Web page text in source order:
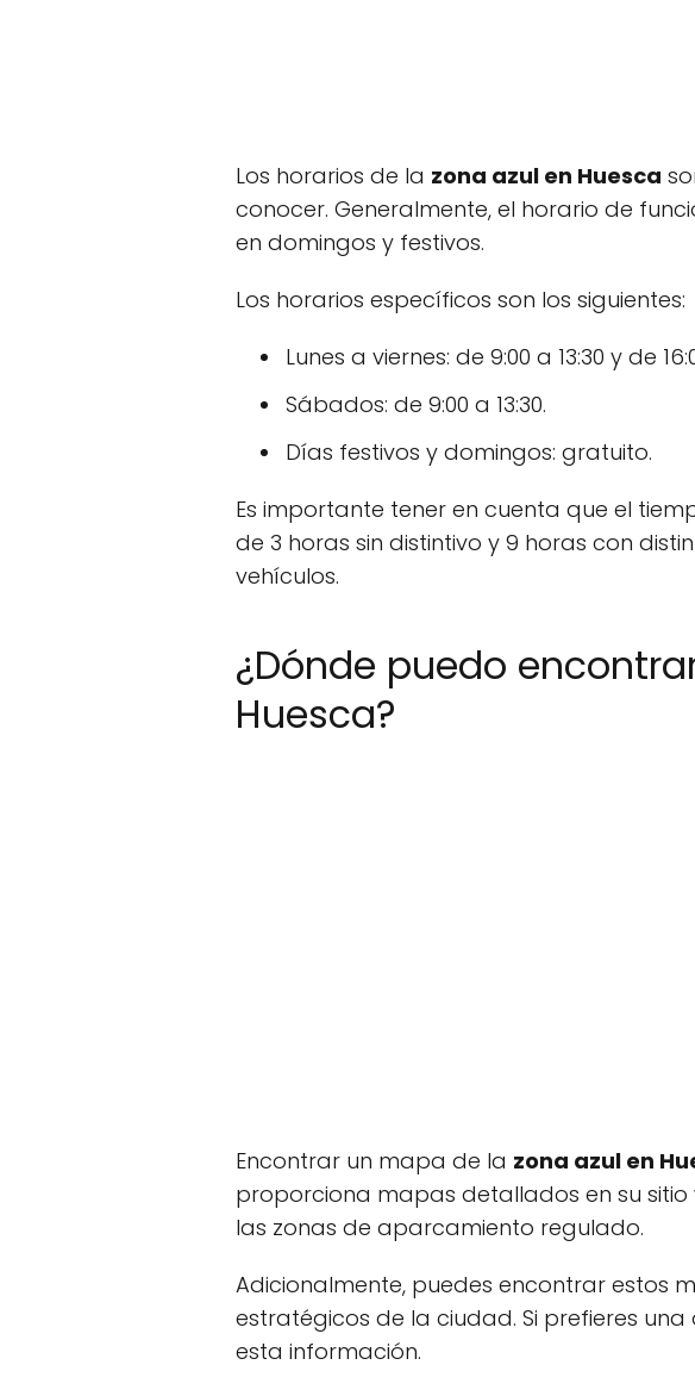
Los horarios de la zona azul en Huesca
conocer. Generalmente, el horario de
en domingos y festivos.
Los horarios específicos son los siguientes:
Lunes a viernes: de 9:00 a 13:30 y de
Sábados: de 9:00 a 13:30.
Días festivos y domingos: gratuito.
Es importante tener en cuenta que el
de 3 horas sin distintivo y 9 horas con
vehículos.
¿Dónde puedo
Huesca?
Encontrar un mapa de la zona azul en
proporciona mapas detallados en su
las zonas de aparcamiento regulado.
Adicionalmente, puedes encontrar estos
estratégicos de la ciudad. Si prefieres
esta información.